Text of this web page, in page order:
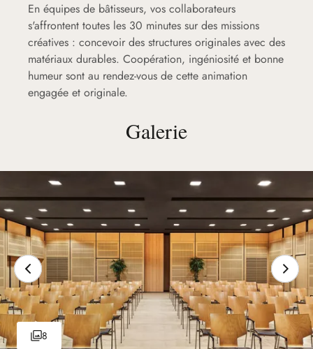
En équipes de bâtisseurs, vos collaborateurs
s'affrontent toutes les 30 minutes sur des missions
créatives : concevoir des structures originales avec des
matériaux durables. Coopération, ingéniosité et bonne
humeur sont au rendez-vous de cette animation
engagée et originale.
Galerie
8